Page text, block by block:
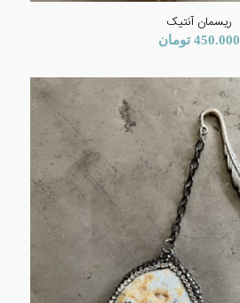
ریسمان آنتیک
450.000 تومان